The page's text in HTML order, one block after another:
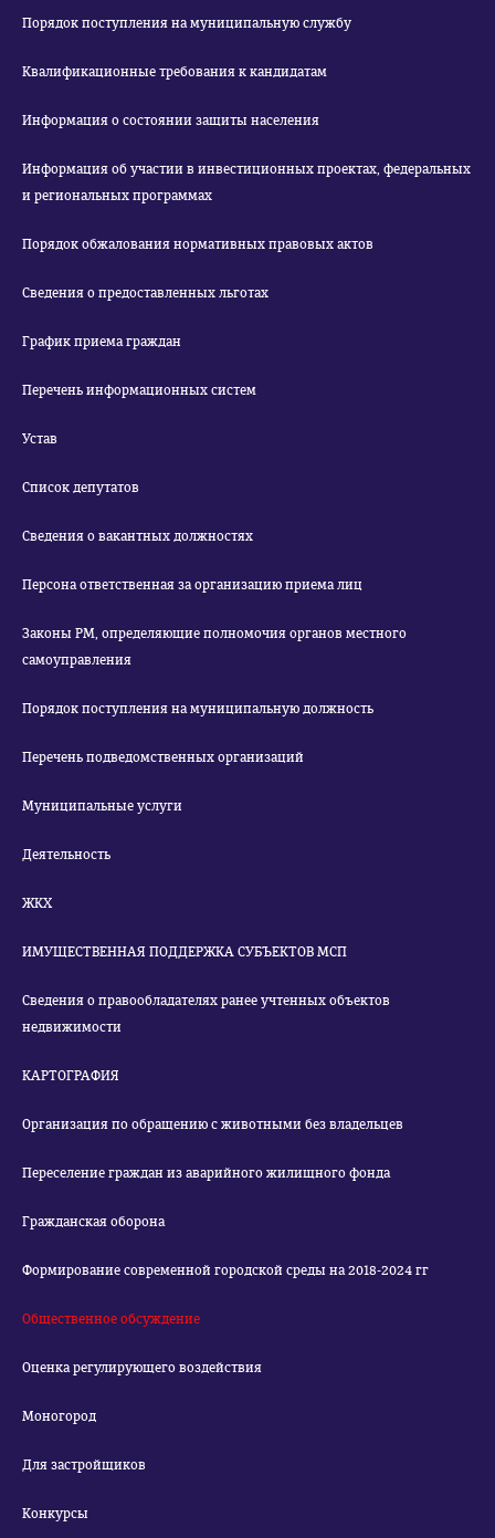
Порядок поступления на муниципальную службу
Квалификационные требования к кандидатам
Информация о состоянии защиты населения
Информация об участии в инвестиционных проектах, федеральных
и региональных программах
Порядок обжалования нормативных правовых актов
Сведения о предоставленных льготах
График приема граждан
Перечень информационных систем
Устав
Список депутатов
Сведения о вакантных должностях
Персона ответственная за организацию приема лиц
Законы РМ, определяющие полномочия органов местного
самоуправления
Порядок поступления на муниципальную должность
Перечень подведомственных организаций
Муниципальные услуги
Деятельность
ЖКХ
ИМУЩЕСТВЕННАЯ ПОДДЕРЖКА СУБЪЕКТОВ МСП
Сведения о правообладателях ранее учтенных объектов
недвижимости
КАРТОГРАФИЯ
Организация по обращению с животными без владельцев
Переселение граждан из аварийного жилищного фонда
Гражданская оборона
Формирование современной городской среды на 2018-2024 гг
Общественное обсуждение
Оценка регулирующего воздействия
Моногород
Для застройщиков
Конкурсы